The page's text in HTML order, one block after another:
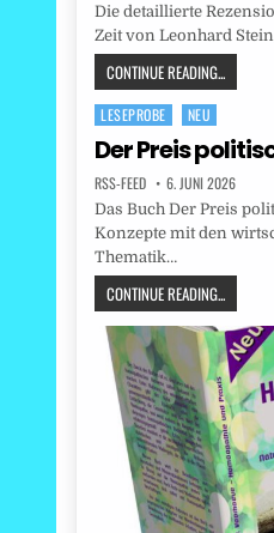
Die detaillierte
Zeit von Leonhard
CONTINUE READING...
Posted
in
LESEPROBE NEU
Der Preis
RSS-FEED 6. JUNI 2026
Das Buch Der Preis
Konzepte mit den
Thematik…
CONTINUE READING...